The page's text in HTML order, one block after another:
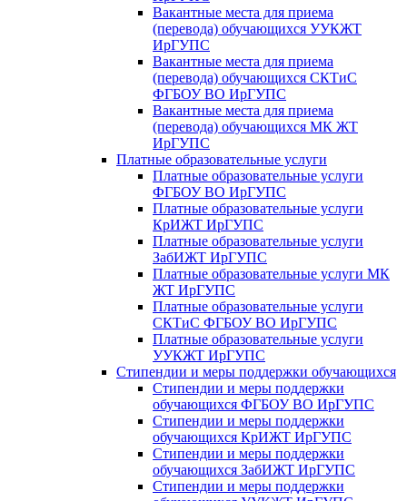
Вакантные места для приема
(перевода) обучающихся УУКЖТ
ИрГУПС
Вакантные места для приема
(перевода) обучающихся СКТиС
ФГБОУ ВО ИрГУПС
Вакантные места для приема
(перевода) обучающихся МК ЖТ
ИрГУПС
Платные образовательные услуги
Платные образовательные услуги
ФГБОУ ВО ИрГУПС
Платные образовательные услуги
КрИЖТ ИрГУПС
Платные образовательные услуги
ЗабИЖТ ИрГУПС
Платные образовательные услуги МК
ЖТ ИрГУПС
Платные образовательные услуги
СКТиС ФГБОУ ВО ИрГУПС
Платные образовательные услуги
УУКЖТ ИрГУПС
Стипендии и меры поддержки обучающихся
Стипендии и меры поддержки
обучающихся ФГБОУ ВО ИрГУПС
Стипендии и меры поддержки
обучающихся КрИЖТ ИрГУПС
Стипендии и меры поддержки
обучающихся ЗабИЖТ ИрГУПС
Стипендии и меры поддержки